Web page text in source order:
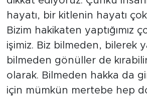
hayatı, bir kitlenin hayatı
Bizim hakikaten yaptığımız
işimiz. Biz bilmeden, bilerek
bilmeden gönüller de
olarak. Bilmeden hakka da
için mümkün mertebe hep